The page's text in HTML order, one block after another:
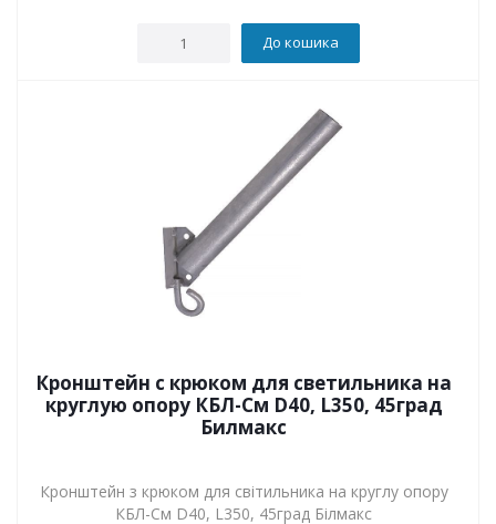
До кошика
Кронштейн с крюком для светильника на
круглую опору КБЛ-См D40, L350, 45град
Билмакс
Кронштейн з крюком для світильника на круглу опору
КБЛ-См D40, L350, 45град Білмакс